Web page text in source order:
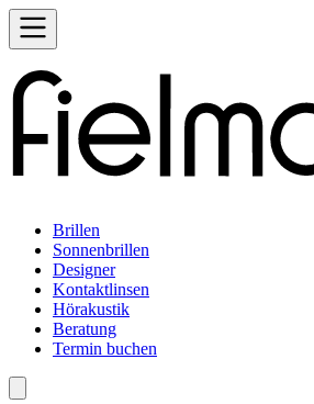
Brillen
Sonnenbrillen
Designer
Kontaktlinsen
Hörakustik
Beratung
Termin buchen